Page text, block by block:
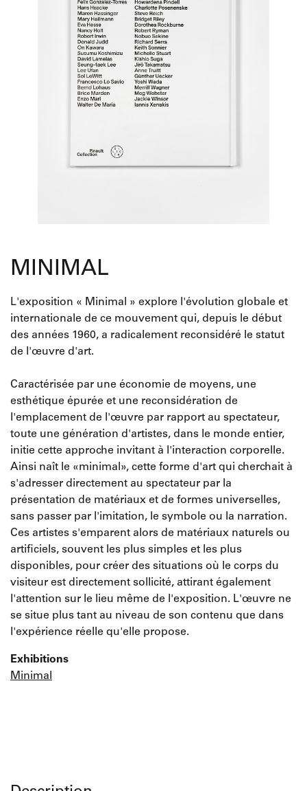
MINIMAL
L'exposition « Minimal » explore l'évolution globale et
internationale de ce mouvement qui, depuis le début
des années 1960, a radicalement reconsidéré le statut
de l'œuvre d'art.
Caractérisée par une économie de moyens, une
esthétique épurée et une reconsidération de
l'emplacement de l'œuvre par rapport au spectateur,
toute une génération d'artistes, dans le monde entier,
initie cette approche invitant à l'interaction corporelle.
Ainsi naît le «minimal», cette forme d'art qui cherchait à
s'adresser directement au spectateur par la
présentation de matériaux et de formes universelles,
sans passer par l'imitation, le symbole ou la narration.
Ces artistes s'emparent alors de matériaux naturels ou
artificiels, souvent les plus simples et les plus
disponibles, pour créer des situations où le corps du
visiteur est directement sollicité, attirant également
l'attention sur le lieu même de l'exposition. L'œuvre ne
se situe plus tant au niveau de son contenu que dans
l'expérience réelle qu'elle propose.
Exhibitions
Minimal